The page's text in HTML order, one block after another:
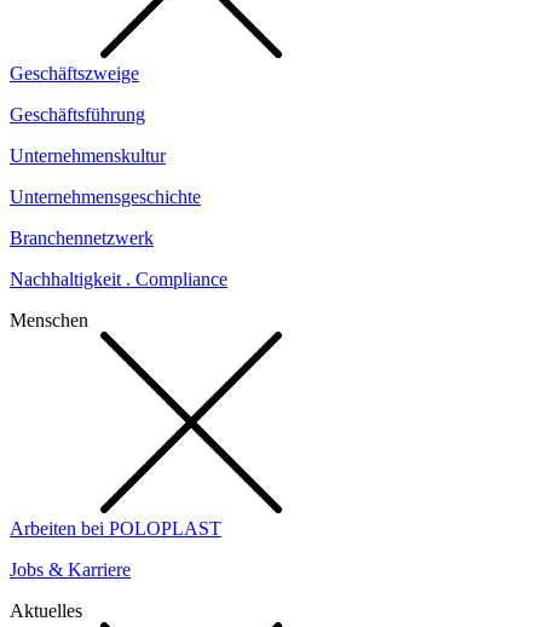
Geschäftszweige
Geschäftsführung
Unternehmenskultur
Unternehmensgeschichte
Branchennetzwerk
Nachhaltigkeit . Compliance
Menschen
Arbeiten bei POLOPLAST
Jobs & Karriere
Aktuelles